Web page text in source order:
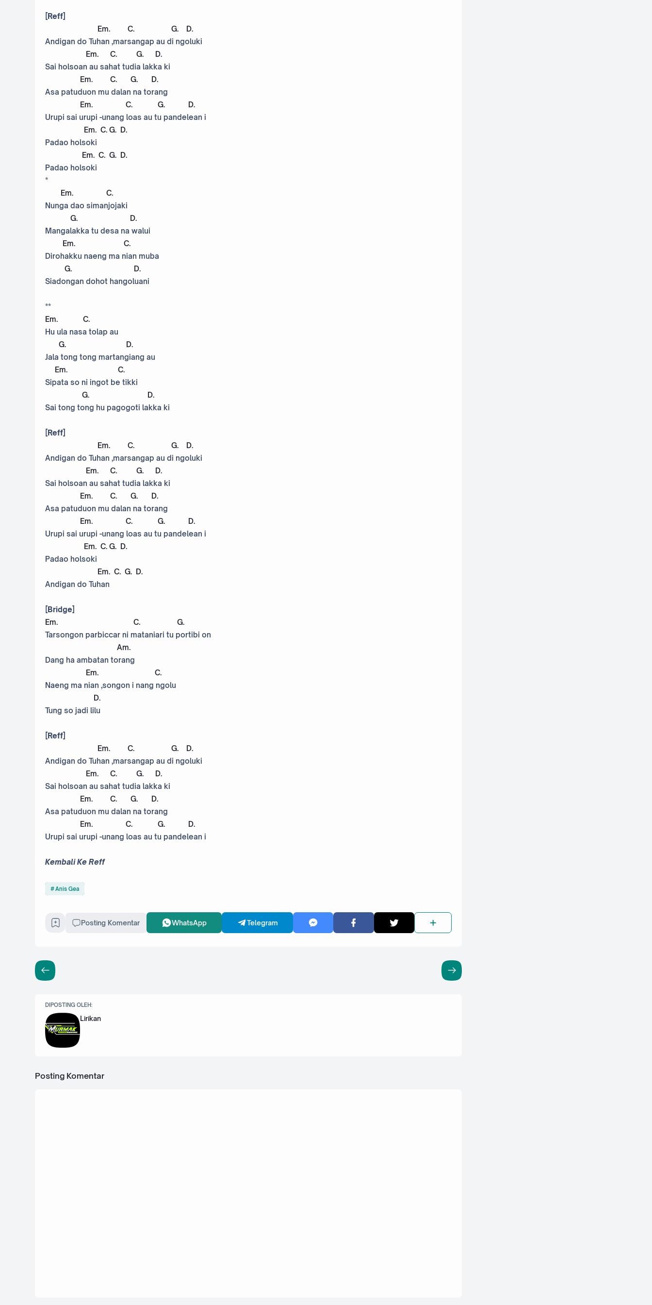
[Reff]
Em. C. G. D.
Andigan do Tuhan ,marsangap au di ngoluki
Em. C. G. D.
Sai holsoan au sahat tudia lakka ki
Em. C. G. D.
Asa patuduon mu dalan na torang
Em. C. G. D.
Urupi sai urupi -unang loas au tu pandelean i
Em. C. G. D.
Padao holsoki
Em. C. G. D.
Padao holsoki
*
Em. C.
Nunga dao simanjojaki
G. D.
Mangalakka tu desa na walui
Em. C.
Dirohakku naeng ma nian muba
G. D.
Siadongan dohot hangoluani
**
Em. C.
Hu ula nasa tolap au
G. D.
Jala tong tong martangiang au
Em. C.
Sipata so ni ingot be tikki
G. D.
Sai tong tong hu pagogoti lakka ki
[Reff]
Em. C. G. D.
Andigan do Tuhan ,marsangap au di ngoluki
Em. C. G. D.
Sai holsoan au sahat tudia lakka ki
Em. C. G. D.
Asa patuduon mu dalan na torang
Em. C. G. D.
Urupi sai urupi -unang loas au tu pandelean i
Em. C. G. D.
Padao holsoki
Em. C. G. D.
Andigan do Tuhan
[Bridge]
Em. C. G.
Tarsongon parbiccar ni mataniari tu portibi on
Am.
Dang ha ambatan torang
Em. C.
Naeng ma nian ,songon i nang ngolu
D.
Tung so jadi lilu
[Reff]
Em. C. G. D.
Andigan do Tuhan ,marsangap au di ngoluki
Em. C. G. D.
Sai holsoan au sahat tudia lakka ki
Em. C. G. D.
Asa patuduon mu dalan na torang
Em. C. G. D.
Urupi sai urupi -unang loas au tu pandelean i
Kembali Ke Reff
Anis Gea
Posting Komentar WhatsApp Telegram
DIPOSTING OLEH:
Lirikan
Posting Komentar